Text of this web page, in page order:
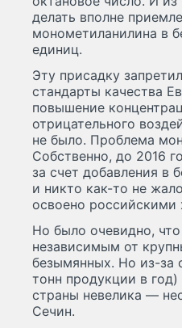
делать вполне
монометиланилина в
единиц.
Эту присадку
стандарты качества
повышение
отрицательного
не было. Проблема
Собственно, до 2016
за счет добавления в
и никто как-то не
освоено
Но было очевидно,
независимым от
безымянных. Но из-за
тонн продукции в
страны невелика —
Сечин.